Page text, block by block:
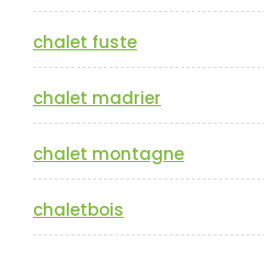
chalet fuste
chalet madrier
chalet montagne
chaletbois